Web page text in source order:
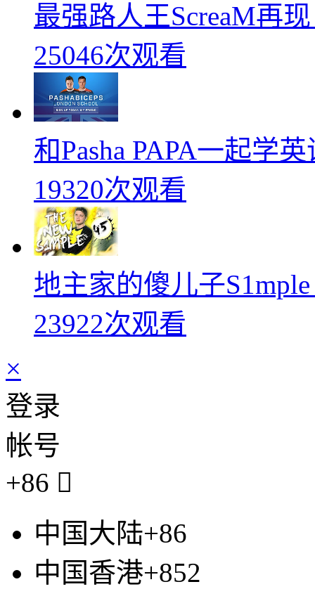
最强路人王ScreaM再
25046次观看
和Pasha PAPA一起学
19320次观看
地主家的傻儿子
23922次观看
×
登录
帐号
+86 
中国大陆+86
中国香港+852